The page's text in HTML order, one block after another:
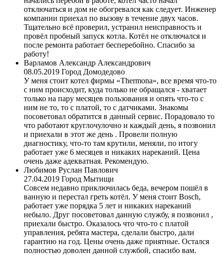
отключаться и дом не обогревался как следует. Инженер
компании приехал по вызову в течение двух часов.
Тщательно всё проверил, устранил неисправность и
провёл пробный запуск котла. Котёл не отключался и
после ремонта работает бесперебойно. Спасибо за
работу!
Варламов Александр Александрович
08.05.2019 Город Домодедово
У меня стоит котел фирмы «Thermona», все время что-то
с ним происходит, куда только не обращался - хватает
только на пару месяцев пользования и опять что-то с
ним не то, то с платой, то с датчиками. Знакомы
посоветовал обратится в данный сервис. Порадовало то
что работают круглочулочно и каждый день, я позвонил
и приехали в этот же день . Провели полную
диагностику, что-то там крутили, меняли, по итогу
работает уже 6 месяцев и никаких нареканий. Цена
очень даже адекватная. Рекомендую.
Любимов Руслан Павлович
27.04.2019 Город Мытищи
Совсем недавно приключилась беда, вечером пошёл в
ванную и перестал греть котёл. У меня стоит Bosch,
работает уже порядка 5 лет и никаких нареканий
небыло. Друг посоветовал данную службу, я позвонил ,
приехали быстро. Оказалось что что-то с платой
управления, ребята мастера, сделали быстро, дали
гарантию на год. Цены очень даже приятные. Остался
полностью доволен данной службой, спасибо вам.